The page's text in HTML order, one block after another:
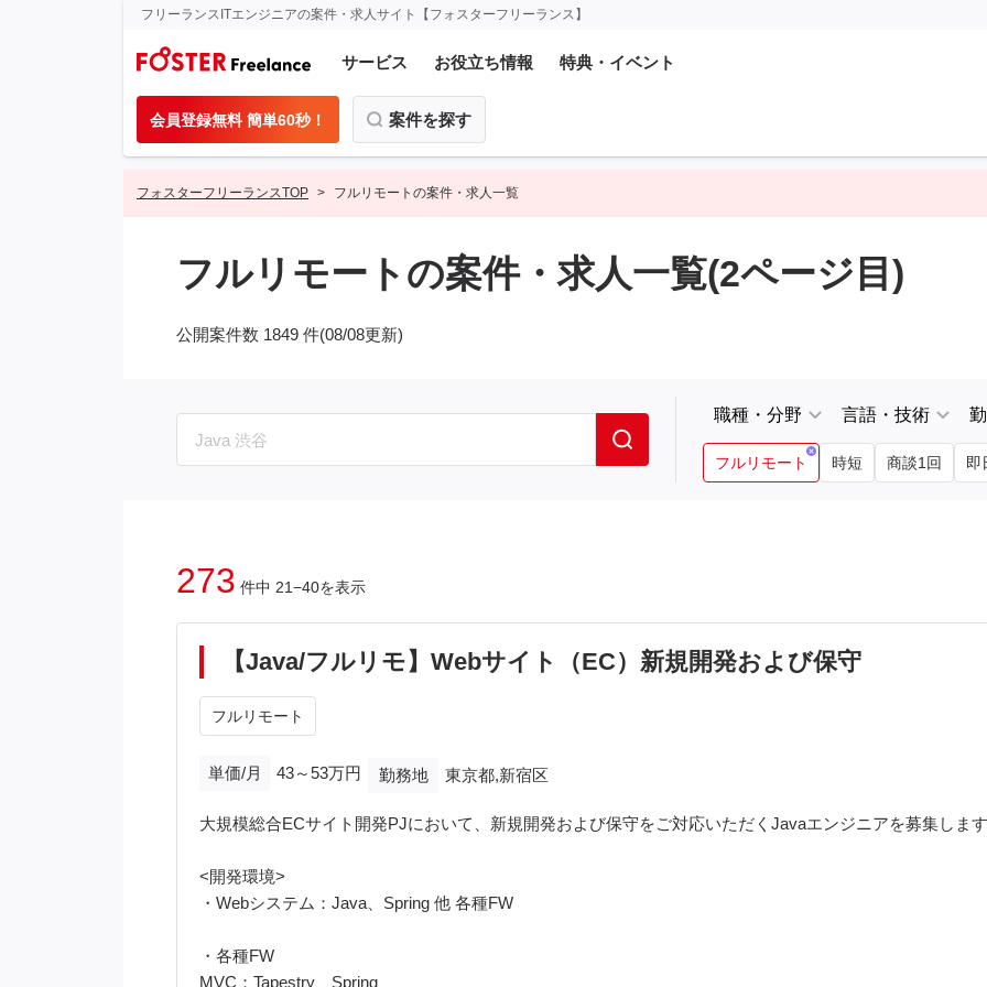
フリーランスITエンジニアの案件・求人サイト【フォスターフリーランス】
サービス お役立ち情報 特典・イベント
会員登録無料 簡単60秒！ 案件を探す
フォスターフリーランスTOP フルリモートの案件・求人一覧
フルリモートの案件・求人一覧(2ページ目)
公開案件数 1849 件(08/08更新)
職種・分野 言語・技術
フルリモート 時短 商談1回 即
273 件中 21−40を表示
【Java/フルリモ】Webサイト（EC）新規開発および保守
フルリモート
単価/月 43～53万円 勤務地 東京都,新宿区
大規模総合ECサイト開発PJにおいて、新規開発および保守をご対応いただくJavaエンジニアを募集しま
<開発環境>
・Webシステム：Java、Spring 他 各種FW
・各種FW
MVC：Tapestry Spring